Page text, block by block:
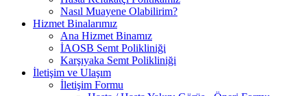
Nasıl Muayene Olabilirim?
Hizmet Binalarımız
Ana Hizmet Binamız
İAOSB Semt Polikliniği
Karşıyaka Semt Polikliniği
İletişim ve Ulaşım
İletişim Formu